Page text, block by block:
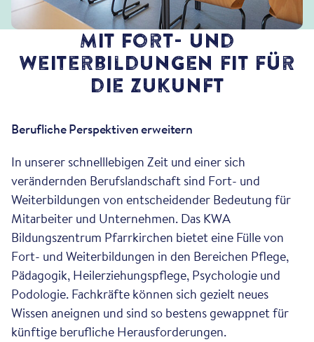
Mit Fort- und
Weiterbildungen fit für
die Zukunft
Berufliche Perspektiven erweitern
In unserer schnelllebigen Zeit und einer sich
verändernden Berufslandschaft sind Fort- und
Weiterbildungen von entscheidender Bedeutung für
Mitarbeiter und Unternehmen. Das KWA
Bildungszentrum Pfarrkirchen bietet eine Fülle von
Fort- und Weiterbildungen in den Bereichen Pflege,
Pädagogik, Heilerziehungspflege, Psychologie und
Podologie. Fachkräfte können sich gezielt neues
Wissen aneignen und sind so bestens gewappnet für
künftige berufliche Herausforderungen.